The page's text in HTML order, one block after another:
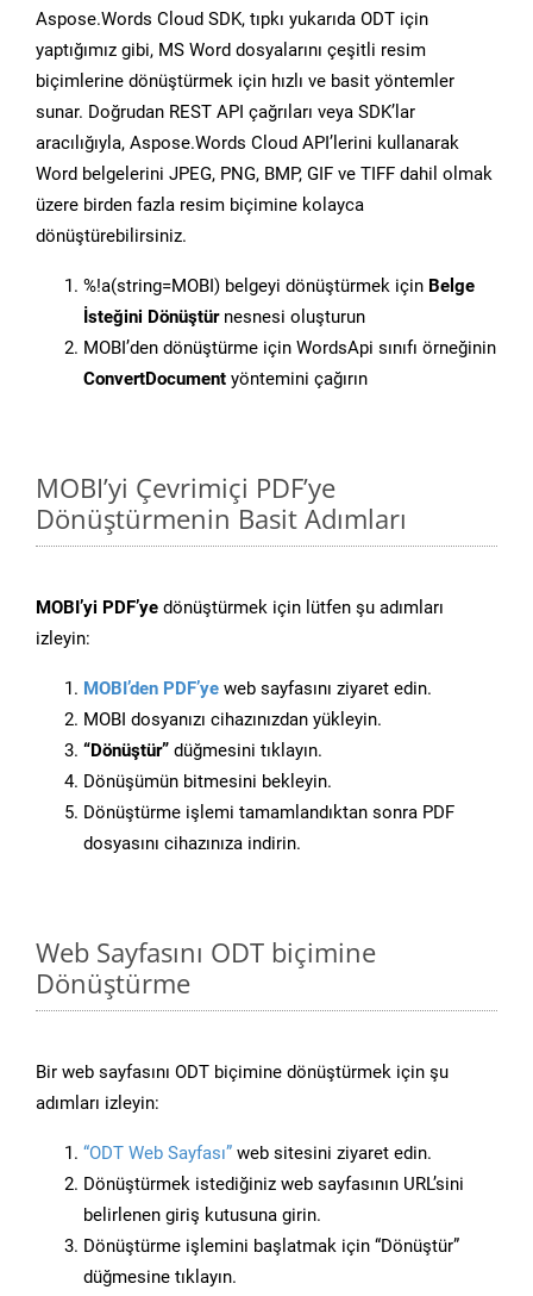
Aspose.Words Cloud SDK, tıpkı yukarıda ODT için
yaptığımız gibi, MS Word dosyalarını çeşitli resim
biçimlerine dönüştürmek için hızlı ve basit yöntemler
sunar. Doğrudan REST API çağrıları veya SDK’lar
aracılığıyla, Aspose.Words Cloud API’lerini kullanarak
Word belgelerini JPEG, PNG, BMP, GIF ve TIFF dahil olmak
üzere birden fazla resim biçimine kolayca
dönüştürebilirsiniz.
%!a(string=MOBI) belgeyi dönüştürmek için Belge
İsteğini Dönüştürnesnesi oluşturun
MOBI’den dönüştürme için WordsApi sınıfı örneğinin
ConvertDocument yöntemini çağırın
MOBI’yi Çevrimiçi PDF’ye
Dönüştürmenin Basit Adımları
MOBI’yi PDF’ye dönüştürmek için lütfen şu adımları
izleyin:
MOBI’den PDF’ye web sayfasını ziyaret edin.
MOBI dosyanızı cihazınızdan yükleyin.
“Dönüştür” düğmesini tıklayın.
Dönüşümün bitmesini bekleyin.
Dönüştürme işlemi tamamlandıktan sonra PDF
dosyasını cihazınıza indirin.
Web Sayfasını ODT biçimine
Dönüştürme
Bir web sayfasını ODT biçimine dönüştürmek için şu
adımları izleyin:
“ODT Web Sayfası” web sitesini ziyaret edin.
Dönüştürmek istediğiniz web sayfasının URL’sini
belirlenen giriş kutusuna girin.
Dönüştürme işlemini başlatmak için “Dönüştür”
düğmesine tıklayın.